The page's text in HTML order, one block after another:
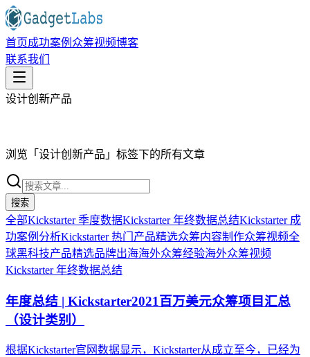
首页成功案例 众筹视频博客
联系我们
设计创新产品
浏览「 设计创新产品 」标签下的所有文章
搜索
全部Kickstarter 季度数据Kickstarter 年终数据总结Kickstarter 成
功案例分析Kickstarter 热门产品精选众筹内容制作众筹视频全
球黑科技产品精选品牌出海海外众筹经验海外众筹视频
Kickstarter 年终数据总结
年度总结 | Kickstarter2021百万美元众筹项目汇总
（设计类别）
根据Kickstarter官网数据显示，Kickstarter从成立至今，已经为